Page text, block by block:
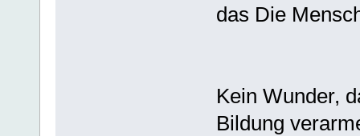
das Die
Kein Wunder,
Bildung